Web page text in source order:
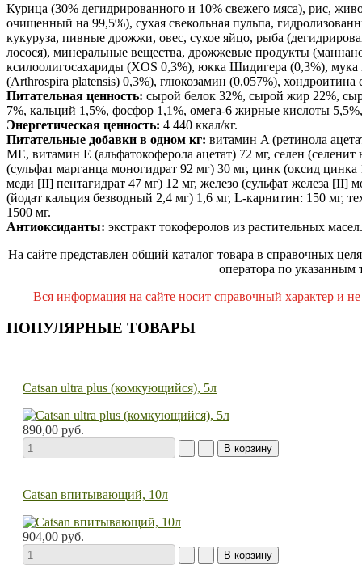
Курица (30% дегидрированного и 10% свежего мяса), рис,
очищенный на 99,5%), сухая свекольная пульпа,
кукуруза, пивные дрожжи, овес, сухое яйцо, рыба
лосося), минеральные вещества, дрожжевые продукты
ксилоолигосахариды (XOS 0,3%), юкка Шидигера (0,3%), мука
(Arthrospira platensis) 0,3%), глюкозамин (0,057%), хондроитина
Питательная ценность: сырой белок 32%, сырой жир 22%,
7%, кальций 1,5%, фосфор 1,1%, омега-6 жирные кислоты
Энергетическая ценность: 4 440 ккал/кг.
Питательные добавки в одном кг: витамин A (ретинола
МЕ, витамин Е (альфатокоферола ацетат) 72 мг, селен (селенит
(сульфат марганца моногидрат 92 мг) 30 мг, цинк (оксид цинка
меди [II] пентагидрат 47 мг) 12 мг, железо (сульфат железа [II]
(йодат кальция безводный 2,4 мг) 1,6 мг, L-карнитин: 150 мг,
1500 мг.
Антиоксиданты: экстракт токоферолов из растительных масел.
На сайте представлен общий каталог товара в справочных
оператора по указанным
Вся информация на сайте носит справочный характер и
ПОПУЛЯРНЫЕ ТОВАРЫ
Catsan ultra plus (комкующийся), 5л
890,00 руб.
Catsan впитывающий, 10л
904,00 руб.